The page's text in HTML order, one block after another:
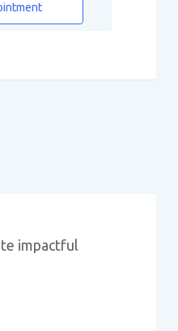
impactful